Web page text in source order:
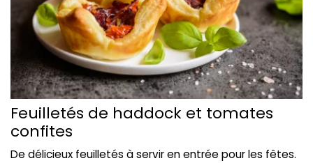
Connexion
Feuilletés de haddock et tomates
confites
De délicieux feuilletés à servir en entrée pour les fêtes.